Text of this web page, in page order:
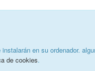
en su ordenador.
de cookies.